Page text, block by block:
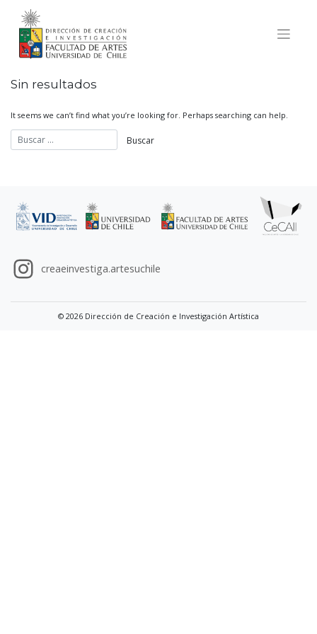
content
Sin resultados
It seems we can’t find what you’re looking for. Perhaps searching can help.
creaeinvestiga.artesuchile
© 2026 Dirección de Creación e Investigación Artística